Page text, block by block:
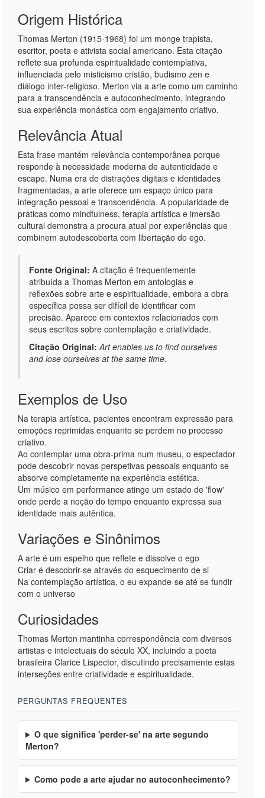
Origem Histórica
Thomas Merton (1915-1968) foi um monge trapista,
escritor, poeta e ativista social americano. Esta citação
reflete sua profunda espiritualidade contemplativa,
influenciada pelo misticismo cristão, budismo zen e
diálogo inter-religioso. Merton via a arte como um caminho
para a transcendência e autoconhecimento, integrando
sua experiência monástica com engajamento criativo.
Relevância Atual
Esta frase mantém relevância contemporânea porque
responde à necessidade moderna de autenticidade e
escape. Numa era de distrações digitais e identidades
fragmentadas, a arte oferece um espaço único para
integração pessoal e transcendência. A popularidade de
práticas como mindfulness, terapia artística e imersão
cultural demonstra a procura atual por experiências que
combinem autodescoberta com libertação do ego.
Fonte Original: A citação é frequentemente
atribuída a Thomas Merton em antologias e
reflexões sobre arte e espiritualidade, embora a obra
específica possa ser difícil de identificar com
precisão. Aparece em contextos relacionados com
seus escritos sobre contemplação e criatividade.
Citação Original: Art enables us to find ourselves
and lose ourselves at the same time.
Exemplos de Uso
Na terapia artística, pacientes encontram expressão para
emoções reprimidas enquanto se perdem no processo
criativo.
Ao contemplar uma obra-prima num museu, o espectador
pode descobrir novas perspetivas pessoais enquanto se
absorve completamente na experiência estética.
Um músico em performance atinge um estado de 'flow'
onde perde a noção do tempo enquanto expressa sua
identidade mais autêntica.
Variações e Sinônimos
A arte é um espelho que reflete e dissolve o ego
Criar é descobrir-se através do esquecimento de si
Na contemplação artística, o eu expande-se até se fundir
com o universo
Curiosidades
Thomas Merton mantinha correspondência com diversos
artistas e intelectuais do século XX, incluindo a poeta
brasileira Clarice Lispector, discutindo precisamente estas
interseções entre criatividade e espiritualidade.
PERGUNTAS FREQUENTES
O que significa 'perder-se' na arte segundo
Merton?
Como pode a arte ajudar no autoconhecimento?